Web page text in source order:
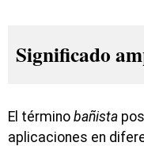
Significado
El término bañista
aplicaciones en